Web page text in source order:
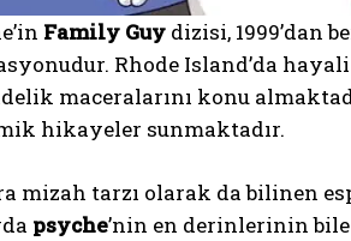
Family Guy dizisi, 1999’dan
Rhode Island’da
maceralarını konu
hikayeler sunmaktadır.
mizah tarzı olarak da bilinen
psyche’nin en derinlerinin